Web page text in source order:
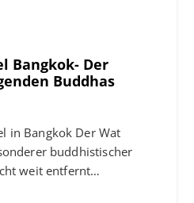
Bangkok- Der
Buddhas
in Bangkok Der Wat
buddhistischer
weit entfernt…